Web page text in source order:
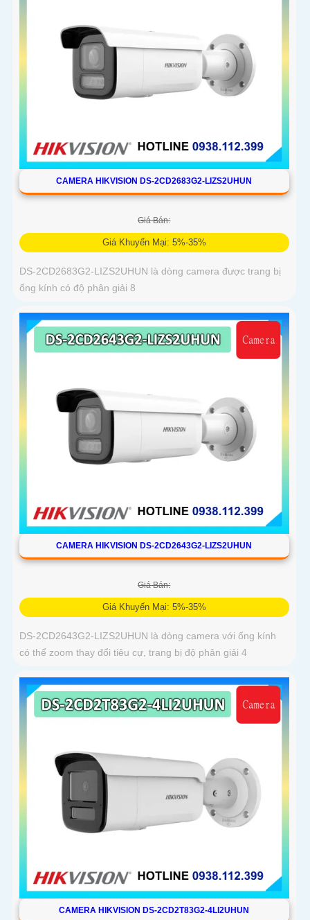
CAMERA HIKVISION DS-2CD2683G2-LIZS2UHUN
Giá Bán:
Giá Khuyến Mại: 5%-35%
DS-2CD2683G2-LIZS2UHUN là dòng camera được trang bị
ống kính có độ phân giải 8
CAMERA HIKVISION DS-2CD2643G2-LIZS2UHUN
Giá Bán:
Giá Khuyến Mại: 5%-35%
DS-2CD2643G2-LIZS2UHUN là dòng camera với ống kính
có thể zoom thay đổi tiêu cự, trang bị độ phân giải 4
CAMERA HIKVISION DS-2CD2T83G2-4LI2UHUN